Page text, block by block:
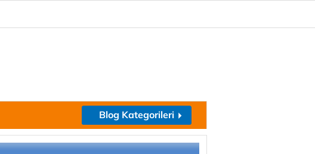
Blog Kategorileri